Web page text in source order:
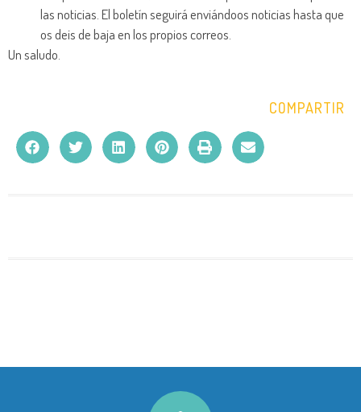
las noticias. El boletín seguirá enviándoos noticias hasta que
os deis de baja en los propios correos.
Un saludo.
COMPARTIR